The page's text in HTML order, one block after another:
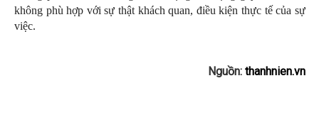
không phù hợp với sự thật khách quan, điều kiện thực tế của sự
việc.
Nguồn: thanhnien.vn